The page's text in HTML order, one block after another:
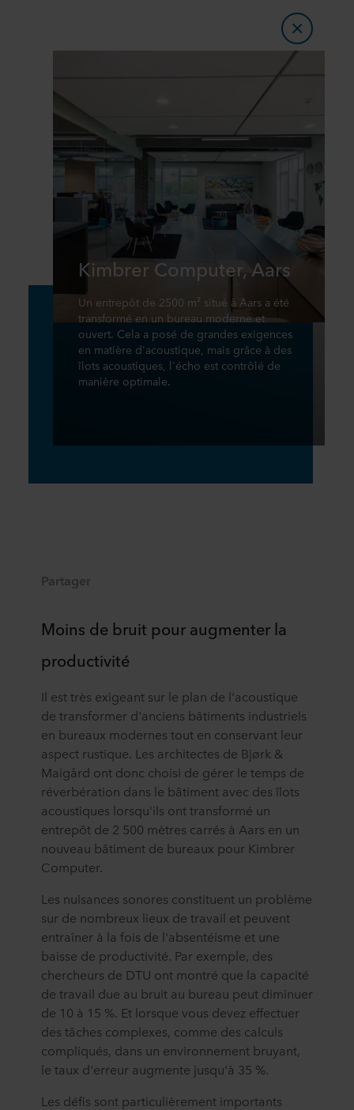
Kimbrer Computer, Aars
Un entrepôt de 2500 m² situé à Aars a été
transformé en un bureau moderne et
ouvert. Cela a posé de grandes exigences
en matière d'acoustique, mais grâce à des
îlots acoustiques, l'écho est contrôlé de
manière optimale.
Partager
Moins de bruit pour augmenter la
productivité
Il est très exigeant sur le plan de l'acoustique
de transformer d'anciens bâtiments industriels
en bureaux modernes tout en conservant leur
aspect rustique. Les architectes de Bjørk &
Maigård ont donc choisi de gérer le temps de
réverbération dans le bâtiment avec des îlots
acoustiques lorsqu'ils ont transformé un
entrepôt de 2 500 mètres carrés à Aars en un
nouveau bâtiment de bureaux pour Kimbrer
Computer.
Les nuisances sonores constituent un problème
sur de nombreux lieux de travail et peuvent
entraîner à la fois de l'absentéisme et une
baisse de productivité. Par exemple, des
chercheurs de DTU ont montré que la capacité
de travail due au bruit au bureau peut diminuer
de 10 à 15 %. Et lorsque vous devez effectuer
des tâches complexes, comme des calculs
compliqués, dans un environnement bruyant,
le taux d'erreur augmente jusqu'à 35 %.
Les défis sont particulièrement importants